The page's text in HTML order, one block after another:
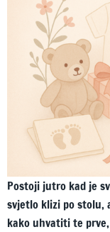
Postoji jutro kad je
svjetlo klizi po stolu,
kako uhvatiti te